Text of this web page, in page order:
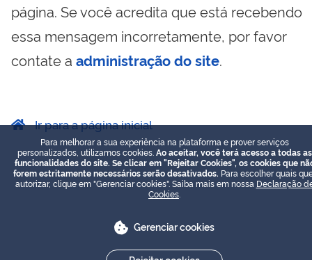
página. Se você acredita que está recebendo
essa mensagem incorretamente, por favor
contate a administração do site.
Ir para a página inicial
Para melhorar a sua experiência na plataforma e prover serviços
personalizados, utilizamos cookies. Ao aceitar, você terá acesso a todas as
funcionalidades do site. Se clicar em "Rejeitar Cookies", os cookies que
forem estritamente necessários serão desativados. Para escolher quais
autorizar, clique em "Gerenciar cookies". Saiba mais em nossa Declaração
Cookies
Gerenciar cookies